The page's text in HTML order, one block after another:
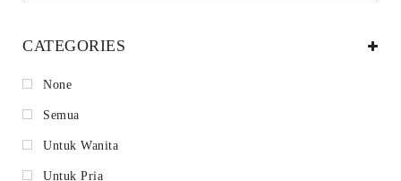
CATEGORIES
None
Semua
Untuk Wanita
Untuk Pria